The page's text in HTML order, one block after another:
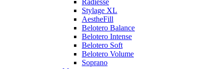
Radiesse
Stylage XL
AestheFill
Belotero Balance
Belotero Intense
Belotero Soft
Belotero Volume
Soprano